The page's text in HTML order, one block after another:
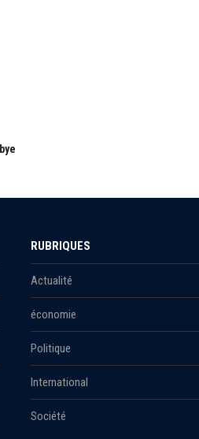
RUBRIQUES
Actualité
économie
Politique
International
Société